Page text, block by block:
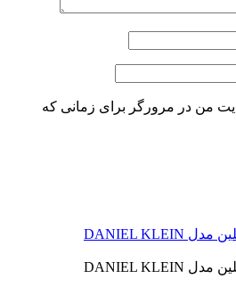
من در مرورگر برای زمانی که